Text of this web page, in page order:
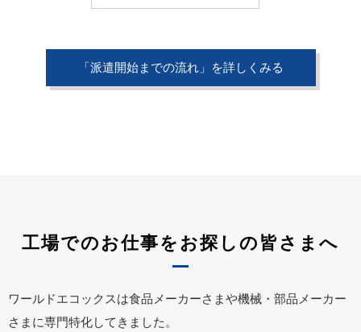
「派遣開始までの流れ」を詳しくみる
工場でのお仕事をお探しの皆さまへ
ワールドエコックスは食品メーカーさまや機械・部品メーカー
さまに専門特化してきました。